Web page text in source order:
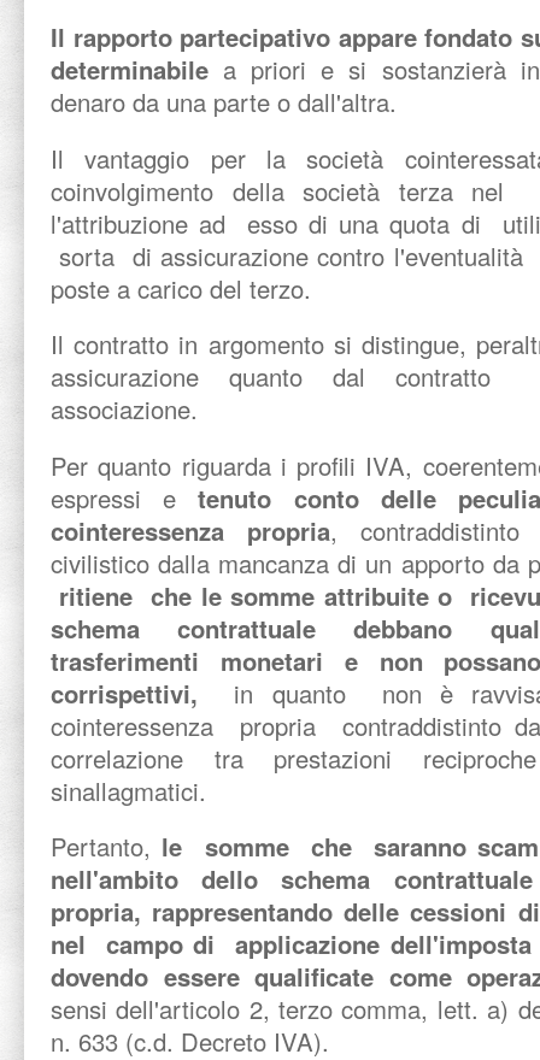
Il rapporto partecipativo appare fondato
determinabile a priori e si sostanzierà
denaro da una parte o dall'altra.
Il vantaggio per la società
coinvolgimento della società terza
l'attribuzione ad esso di una quota di
sorta di assicurazione contro l'eventualità
poste a carico del terzo.
Il contratto in argomento si distingue,
assicurazione quanto dal
associazione.
Per quanto riguarda i profili IVA,
espressi etenuto conto delle
cointeressenza propria,
civilistico dalla mancanza di un apporto da
ritiene che le somme attribuite o
schema contrattuale debbano
trasferimenti monetari e non
corrispettivi, in quanto non è
cointeressenza propria contraddistinto
correlazione tra prestazioni
sinallagmatici.
Pertanto, le somme che saranno
nell'ambito dello schema
propria, rappresentando delle cessioni
nel campo di applicazione
dovendo essere qualificate come
sensi dell'articolo 2, terzo comma, lett. a)
n. 633 (c.d. Decreto IVA).